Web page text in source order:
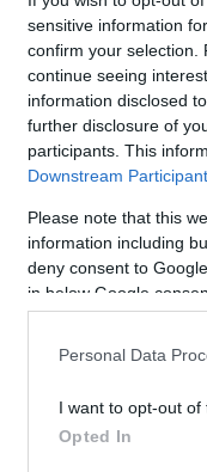
sensitive information
confirm your selection.
continue seeing
information disclosed
further disclosure of
participants. This
Downstream
Please note that this
information including
deny consent to
in below Google
Personal Data
I want to opt-out of
Opted In
tradicional
receta de
dulce
os aseguro,
probado), y